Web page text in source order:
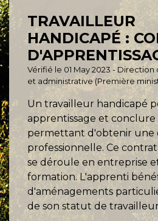
TRAVAILLEUR
HANDICAPÉ :
Vérifié le 01 May 2023 -
et administrative (Première
Un travailleur handicapé
apprentissage et
permettant d'obtenir une
professionnelle. Ce
se déroule en entreprise
formation. L'apprenti
d'aménagements
de son statut de